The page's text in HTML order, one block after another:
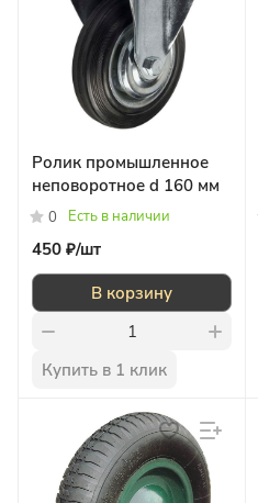
Ролик промышленное
неповоротное d 160 мм
0 Есть в наличии
450 ₽/шт
В корзину
Купить в 1 клик